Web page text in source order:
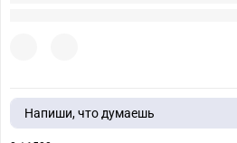
Напиши, что думаешь